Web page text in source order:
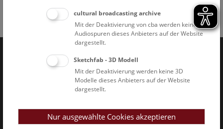
Follow us on FacebookBlueskyInstagramYoutubeLinkedInGoogle
Naturhistorisches Museum Wien © 2026
cultural broadcasting archive
Mit der Deaktivierung von cba werden keine
Audiospuren dieses Anbieters auf der Website
dargestellt.
Sketchfab - 3D Modell
Mit der Deaktivierung werden keine 3D
Modelle dieses Anbieters auf der Website
dargestellt.
Nur ausgewählte Cookies akzeptieren